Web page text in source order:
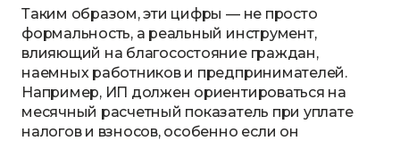
Таким образом, эти цифры — не просто
формальность, а реальный инструмент,
влияющий на благосостояние граждан,
наемных работников и предпринимателей.
Например, ИП должен ориентироваться на
месячный расчетный показатель при уплате
налогов и взносов, особенно если он